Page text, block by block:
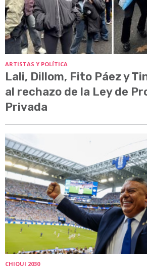
ARTISTAS Y POLÍTICA
Lali, Dillom, Fito Páez y
al rechazo de la Ley de
Privada
CHIQUI 2030